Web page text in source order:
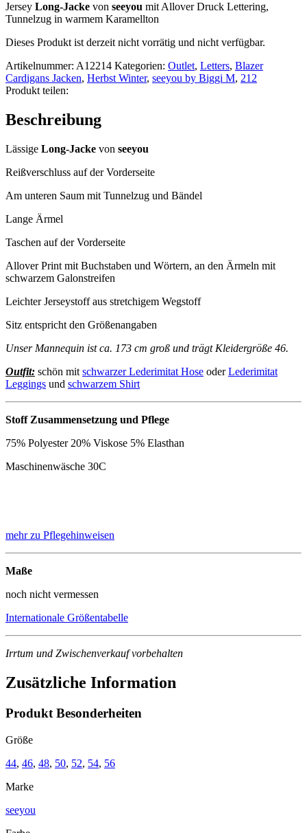
Jersey Long-Jacke von seeyou mit Allover Druck Lettering,
Tunnelzug in warmem Karamellton
Dieses Produkt ist derzeit nicht vorrätig und nicht verfügbar.
Artikelnummer: A12214 Kategorien: Outlet, Letters, Blazer
Cardigans Jacken, Herbst Winter, seeyou by Biggi M, 212
Produkt teilen:
Beschreibung
Lässige Long-Jacke von seeyou
Reißverschluss auf der Vorderseite
Am unteren Saum mit Tunnelzug und Bändel
Lange Ärmel
Taschen auf der Vorderseite
Allover Print mit Buchstaben und Wörtern, an den Ärmeln mit
schwarzem Galonstreifen
Leichter Jerseystoff aus stretchigem Wegstoff
Sitz entspricht den Größenangaben
Unser Mannequin ist ca. 173 cm groß und trägt Kleidergröße 46.
Outfit: schön mit schwarzer Lederimitat Hose oderLederimitat
Leggings und schwarzem Shirt
Stoff Zusammensetzung und Pflege
75% Polyester 20% Viskose 5% Elasthan
Maschinenwäsche 30C
mehr zu Pflegehinweisen
Maße
noch nicht vermessen
Internationale Größentabelle
Irrtum und Zwischenverkauf vorbehalten
Zusätzliche Information
Produkt Besonderheiten
Größe
44, 46, 48, 50, 52, 54, 56
Marke
seeyou